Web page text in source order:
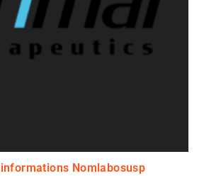
Nomlabosusp